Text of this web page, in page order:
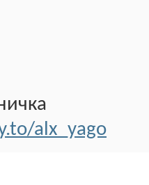
alx_yago